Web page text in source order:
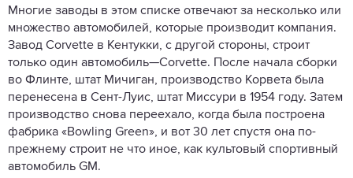
Многие заводы в этом списке отвечают за несколько или
множество автомобилей, которые производит компания.
Завод Corvette в Кентукки, с другой стороны, строит
только один автомобиль—Corvette. После начала сборки
во Флинте, штат Мичиган, производство Корвета была
перенесена в Сент-Луис, штат Миссури в 1954 году. Затем
производство снова переехало, когда была построена
фабрика «Bowling Green», и вот 30 лет спустя она по-
прежнему строит не что иное, как культовый спортивный
автомобиль GM.